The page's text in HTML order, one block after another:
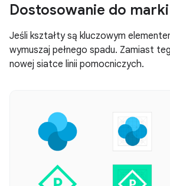
Dostosowanie do marki
Jeśli kształty są kluczowym
wymuszaj pełnego spadu. Zamiast
nowej siatce linii pomocniczych.